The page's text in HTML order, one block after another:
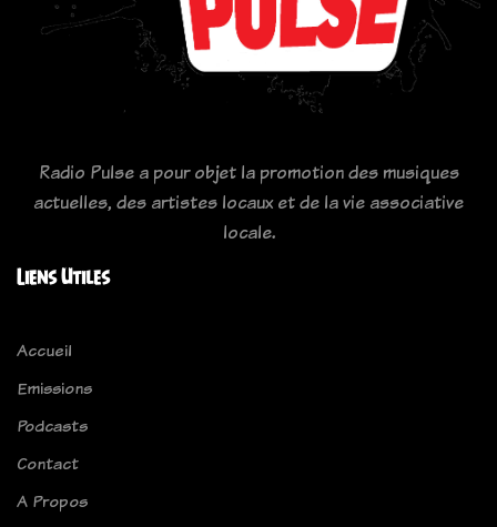
Radio Pulse a pour objet la promotion des musiques
actuelles, des artistes locaux et de la vie associative
locale.
Liens Utiles
Accueil
Emissions
Podcasts
Contact
A Propos